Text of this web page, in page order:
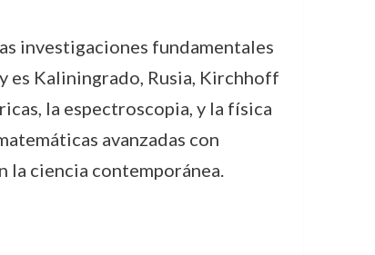
investigaciones fundamentales
es Kaliningrado, Rusia, Kirchhoff
la espectroscopia, y la física
avanzadas con
la ciencia contemporánea.